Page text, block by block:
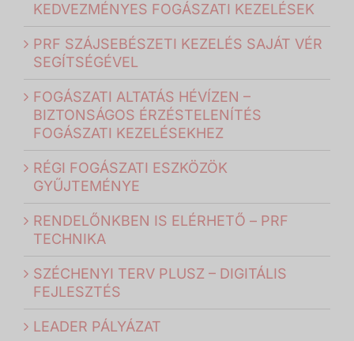
KEDVEZMÉNYES FOGÁSZATI KEZELÉSEK
PRF SZÁJSEBÉSZETI KEZELÉS SAJÁT VÉR
SEGÍTSÉGÉVEL
FOGÁSZATI ALTATÁS HÉVÍZEN –
BIZTONSÁGOS ÉRZÉSTELENÍTÉS
FOGÁSZATI KEZELÉSEKHEZ
RÉGI FOGÁSZATI ESZKÖZÖK
GYŰJTEMÉNYE
RENDELŐNKBEN IS ELÉRHETŐ – PRF
TECHNIKA
SZÉCHENYI TERV PLUSZ – DIGITÁLIS
FEJLESZTÉS
LEADER PÁLYÁZAT